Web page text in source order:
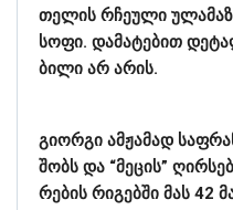
თე­ლის რჩე­უ­ლი
სოფი. და­მა­ტე­ბით
ბი­ლი არ არის.
გი­ორ­გი ამ­ჟა­მად
შობს და “მე­ცის”
რე­ბის რი­გებ­ში მას 42